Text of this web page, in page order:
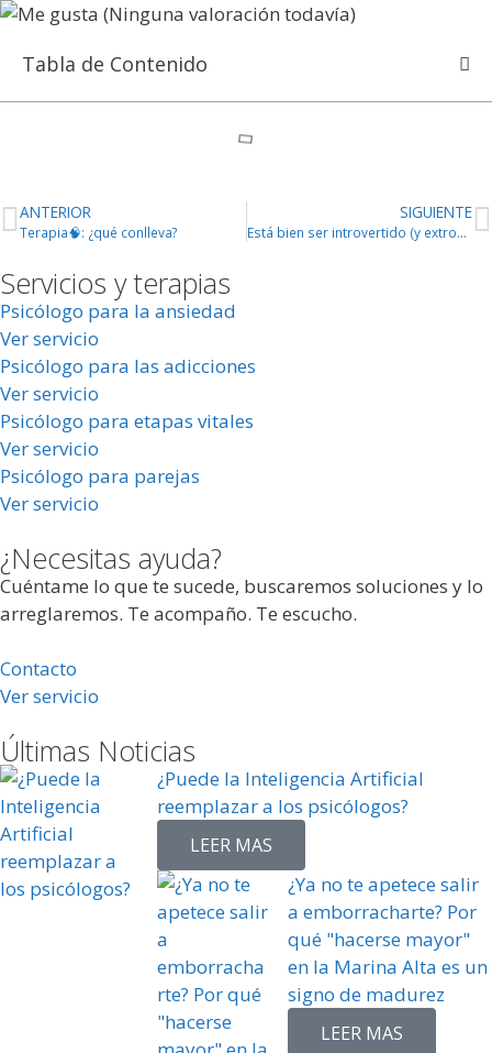
(Ninguna valoración todavía)
Tabla de Contenido
ANTERIOR
Terapia🧠: ¿qué conlleva?
SIGUIENTE
Está bien ser introvertido (y extrovertido)🥳
Servicios y terapias
Psicólogo para la ansiedad
Ver servicio
Psicólogo para las adicciones
Ver servicio
Psicólogo para etapas vitales
Ver servicio
Psicólogo para parejas
Ver servicio
¿Necesitas ayuda?
Cuéntame lo que te sucede, buscaremos soluciones y lo
arreglaremos. Te acompaño. Te escucho.
Contacto
Ver servicio
Últimas Noticias
¿Puede la Inteligencia Artificial
reemplazar a los psicólogos?
LEER MAS
¿Ya no te apetece salir
a emborracharte? Por
qué "hacerse mayor"
en la Marina Alta es un
signo de madurez
LEER MAS